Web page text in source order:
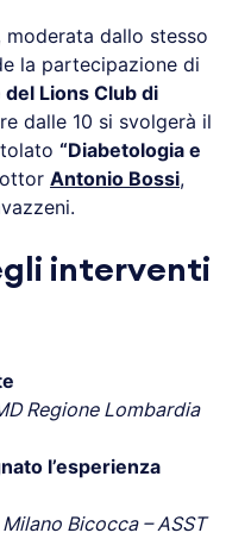
moderata dallo stesso
la partecipazione di
Lions Club di
dalle 10 si svolgerà il
“Diabetologia e
Antonio Bossi,
interventi
Regione Lombardia
l’esperienza
Bicocca – ASST